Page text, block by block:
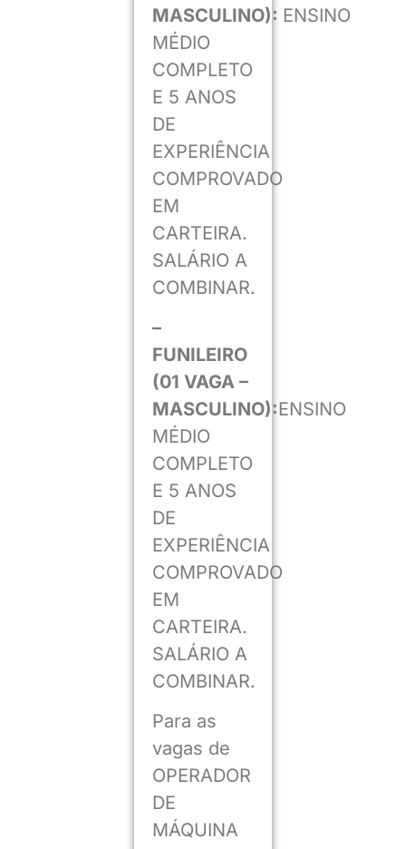
MASCULINO): ENSINO
MÉDIO
COMPLETO
E 5 ANOS
DE
EXPERIÊNCIA
COMPROVADO
EM
CARTEIRA.
SALÁRIO A
COMBINAR.
–
FUNILEIRO
(01 VAGA –
MASCULINO):ENSINO
MÉDIO
COMPLETO
E 5 ANOS
DE
EXPERIÊNCIA
COMPROVADO
EM
CARTEIRA.
SALÁRIO A
COMBINAR.
Para as
vagas de
OPERADOR
DE
MÁQUINA